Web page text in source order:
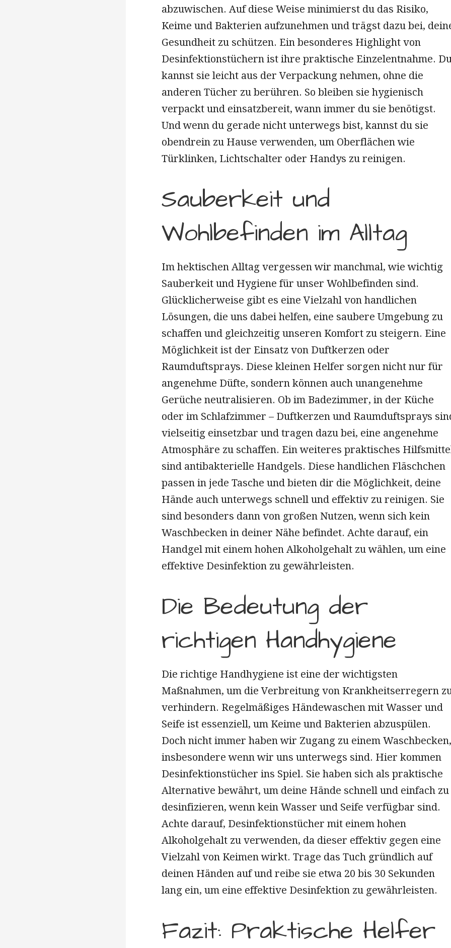
abzuwischen. Auf diese Weise minimierst du das Risiko,
Keime und Bakterien aufzunehmen und trägst dazu bei,
Gesundheit zu schützen. Ein besonderes Highlight von
Desinfektionstüchern ist ihre praktische Einzelentnahme.
kannst sie leicht aus der Verpackung nehmen, ohne die
anderen Tücher zu berühren. So bleiben sie hygienisch
verpackt und einsatzbereit, wann immer du sie benötigst.
Und wenn du gerade nicht unterwegs bist, kannst du sie
obendrein zu Hause verwenden, um Oberflächen wie
Türklinken, Lichtschalter oder Handys zu reinigen.
Sauberkeit und
Wohlbefinden im Alltag
Im hektischen Alltag vergessen wir manchmal, wie wichtig
Sauberkeit und Hygiene für unser Wohlbefinden sind.
Glücklicherweise gibt es eine Vielzahl von handlichen
Lösungen, die uns dabei helfen, eine saubere Umgebung zu
schaffen und gleichzeitig unseren Komfort zu steigern. Eine
Möglichkeit ist der Einsatz von Duftkerzen oder
Raumduftsprays. Diese kleinen Helfer sorgen nicht nur für
angenehme Düfte, sondern können auch unangenehme
Gerüche neutralisieren. Ob im Badezimmer, in der Küche
oder im Schlafzimmer – Duftkerzen und Raumduftsprays
vielseitig einsetzbar und tragen dazu bei, eine angenehme
Atmosphäre zu schaffen. Ein weiteres praktisches
sind antibakterielle Handgels. Diese handlichen Fläschchen
passen in jede Tasche und bieten dir die Möglichkeit, deine
Hände auch unterwegs schnell und effektiv zu reinigen. Sie
sind besonders dann von großen Nutzen, wenn sich kein
Waschbecken in deiner Nähe befindet. Achte darauf, ein
Handgel mit einem hohen Alkoholgehalt zu wählen, um eine
effektive Desinfektion zu gewährleisten.
Die Bedeutung der
richtigen Handhygiene
Die richtige Handhygiene ist eine der wichtigsten
Maßnahmen, um die Verbreitung von Krankheitserregern
verhindern. Regelmäßiges Händewaschen mit Wasser und
Seife ist essenziell, um Keime und Bakterien abzuspülen.
Doch nicht immer haben wir Zugang zu einem Waschbecken,
insbesondere wenn wir uns unterwegs sind. Hier kommen
Desinfektionstücher ins Spiel. Sie haben sich als praktische
Alternative bewährt, um deine Hände schnell und einfach zu
desinfizieren, wenn kein Wasser und Seife verfügbar sind.
Achte darauf, Desinfektionstücher mit einem hohen
Alkoholgehalt zu verwenden, da dieser effektiv gegen eine
Vielzahl von Keimen wirkt. Trage das Tuch gründlich auf
deinen Händen auf und reibe sie etwa 20 bis 30 Sekunden
lang ein, um eine effektive Desinfektion zu gewährleisten.
Fazit: Praktische Helfer